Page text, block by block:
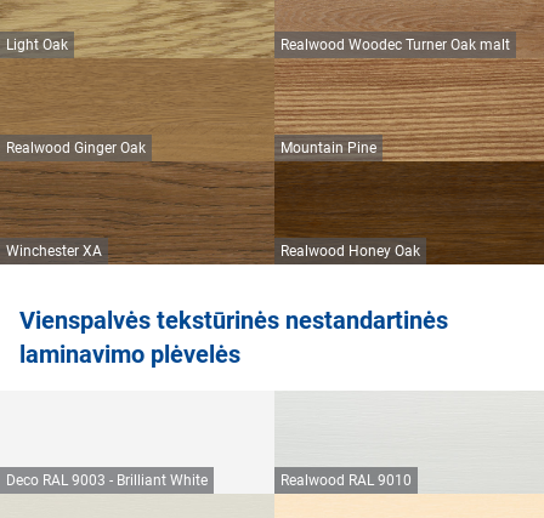
Light Oak Realwood Woodec Turner Oak malt
Realwood Ginger Oak Mountain Pine
Winchester XA Realwood Honey Oak
Vienspalvės tekstūrinės nestandartinės
laminavimo plėvelės
Deco RAL 9003 - Brilliant White Realwood RAL 9010